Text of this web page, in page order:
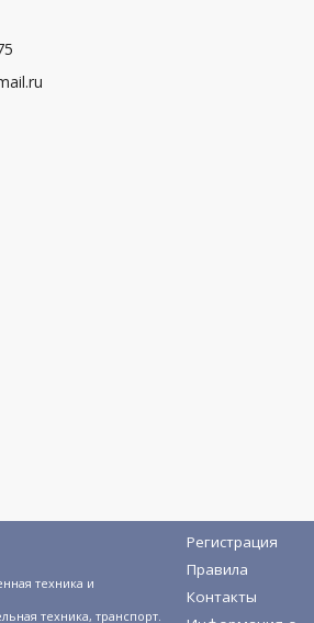
техника и
техника, транспорт.
Регистрация
Правила
Контакты